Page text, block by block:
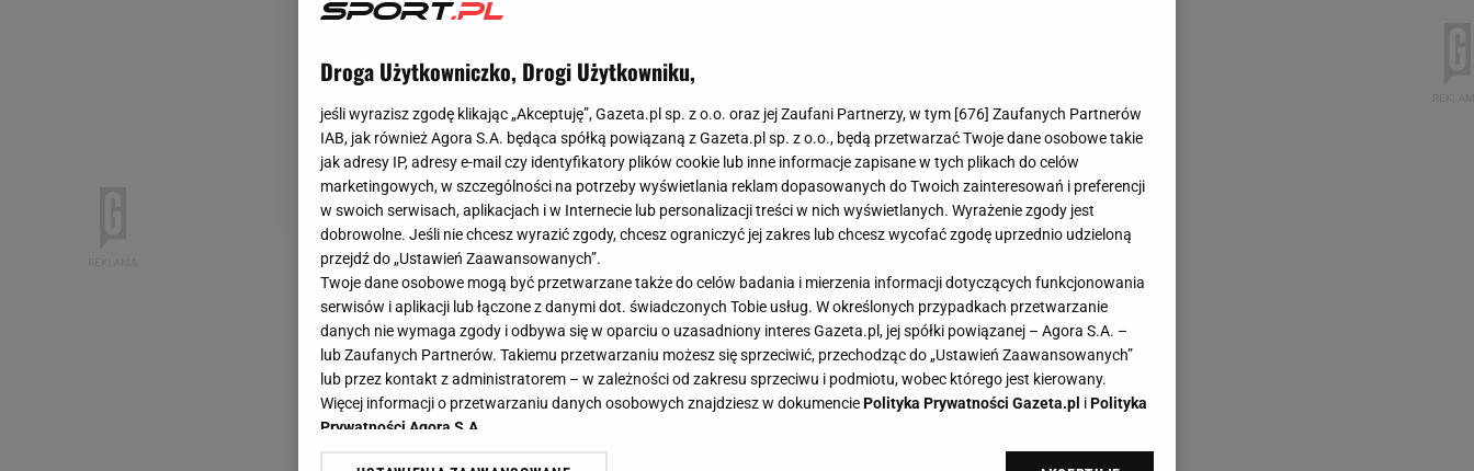
Droga Użytkowniczko, Drogi Użytkowniku,
jeśli wyrazisz zgodę klikając „Akceptuję”, Gazeta.pl sp. z o.o. oraz jej Zaufani Partnerzy, w tym [676] Zaufanych Partnerów
IAB, jak również Agora S.A. będąca spółką powiązaną z Gazeta.pl sp. z o.o., będą przetwarzać Twoje dane osobowe takie
jak adresy IP, adresy e-mail czy identyfikatory plików cookie lub inne informacje zapisane w tych plikach do celów
marketingowych, w szczególności na potrzeby wyświetlania reklam dopasowanych do Twoich zainteresowań i preferencji
w swoich serwisach, aplikacjach i w Internecie lub personalizacji treści w nich wyświetlanych. Wyrażenie zgody jest
dobrowolne. Jeśli nie chcesz wyrazić zgody, chcesz ograniczyć jej zakres lub chcesz wycofać zgodę uprzednio udzieloną
przejdź do „Ustawień Zaawansowanych”.
Twoje dane osobowe mogą być przetwarzane także do celów badania i mierzenia informacji dotyczących funkcjonowania
serwisów i aplikacji lub łączone z danymi dot. świadczonych Tobie usług. W określonych przypadkach przetwarzanie
danych nie wymaga zgody i odbywa się w oparciu o uzasadniony interes Gazeta.pl, jej spółki powiązanej – Agora S.A. –
lub Zaufanych Partnerów. Takiemu przetwarzaniu możesz się sprzeciwić, przechodząc do „Ustawień Zaawansowanych”
lub przez kontakt z administratorem – w zależności od zakresu sprzeciwu i podmiotu, wobec którego jest kierowany.
Więcej informacji o przetwarzaniu danych osobowych znajdziesz w dokumenciePolityka Prywatności Gazeta.pl iPolityka
Prywatności Agora S.A.